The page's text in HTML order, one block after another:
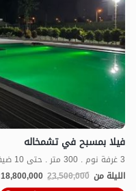
فيلا بمسبح في تشمخاله
3 غرفة نوم . 300 متر . حتى 10 ضيف
الليلة من 23,500,000
18,800,000